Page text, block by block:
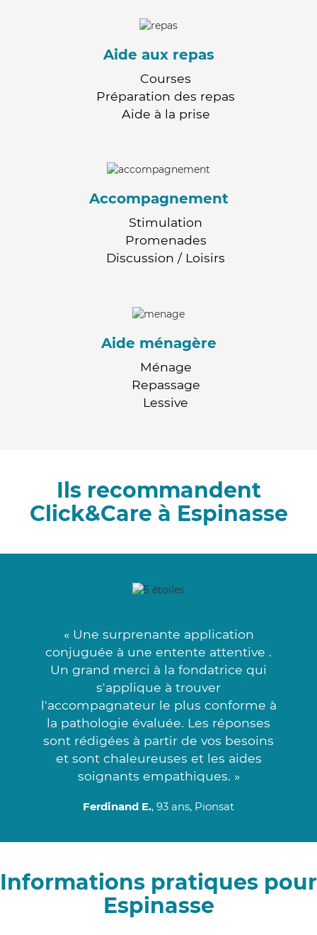
Aide aux repas
Courses
Préparation des repas
Aide à la prise
Accompagnement
Stimulation
Promenades
Discussion / Loisirs
Aide ménagère
Ménage
Repassage
Lessive
Ils recommandent
Click&Care à Espinasse
« Une surprenante application
conjuguée à une entente attentive .
Un grand merci à la fondatrice qui
s'applique à trouver
l'accompagnateur le plus conforme à
la pathologie évaluée. Les réponses
sont rédigées à partir de vos besoins
et sont chaleureuses et les aides
soignants empathiques. »
Ferdinand E., 93 ans, Pionsat
Informations pratiques pour
Espinasse